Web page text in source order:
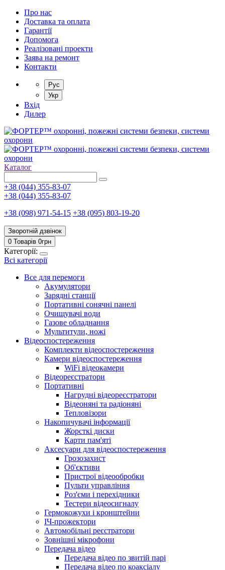
Про нас
Доставка та оплата
Гарантії
Допомога
Реалізовані проекти
Заява на ремонт
Контакти
Рус
Укр
Вхід
Дилер
Каталог
+38 (044) 355-83-07
+38 (044) 355-83-07
+38 (098) 971-54-15 +38 (095) 803-19-20
Зворотній дзвінок
0 Товарів 0грн
Категорії:
Всі категорії
Все для перемоги
Акумулятори
Зарядні станції
Портативні сонячні панелі
Очищувачі води
Газове обладнання
Мультитули, ножі
Відеоспостереження
Комплекти відеоспостереження
Камери відеоспостереження
WiFi відеокамери
Відеореєстратори
Портативні
Нагрудні відеореєстратори
Відеоняні та радіоняні
Тепловізори
Накопичувачі інформації
Жорсткі диски
Карти пам'яті
Аксесуари для відеоспостереження
Грозозахист
Об'єктиви
Пристрої відеообробки
Пульти управління
Роз'єми і перехідники
Тестери відеосигналу
Гермокожухи і кронштейни
ІЧ-прожектори
Автомобільні реєстратори
Зовнішні мікрофони
Передача відео
Передача відео по звитій парі
Передача відео по коаксіалу